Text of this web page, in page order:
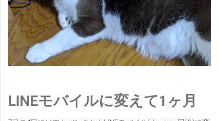
LINEモバイルに変えて1ヶ月